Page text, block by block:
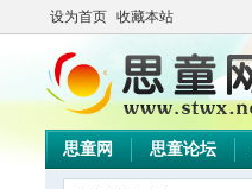
设为首页 收藏本站
思童网 思童论坛